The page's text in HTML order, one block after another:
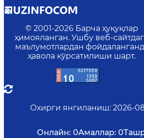
© 2001-2026 Барча ҳуқуқлар
ҳимояланган. Ушбу веб-
маълумотлардан
ҳавола кўрсатилиши шарт.
Охирги янгиланиш: 2026-
Онлайн: 0Амаллар: 0